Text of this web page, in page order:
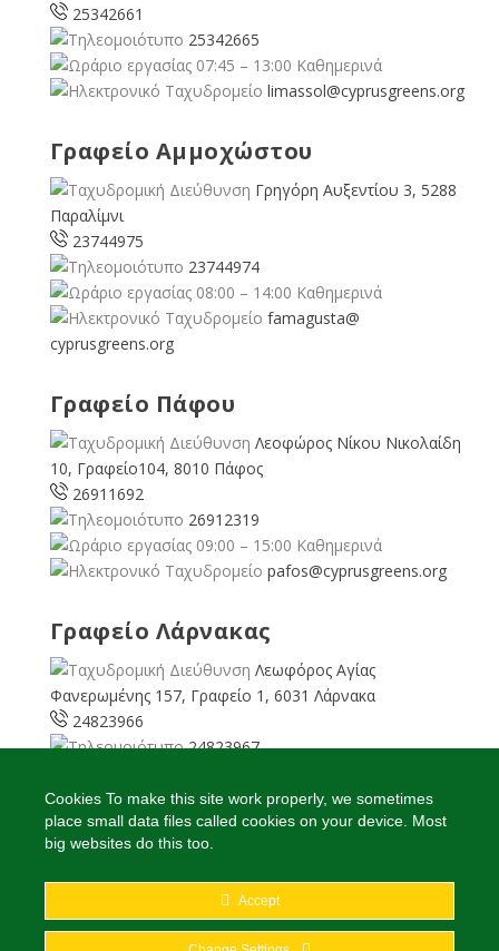
25342661
25342665
07:45 – 13:00 Καθημερινά
limassol@cyprusgreens.org
Γραφείο Αμμοχώστου
Γρηγόρη Αυξεντίου 3, 5288
Παραλίμνι
23744975
23744974
08:00 – 14:00 Καθημερινά
famagusta@
cyprusgreens.org
Γραφείο Πάφου
Λεοφώρος Νίκου Νικολαίδη
10, Γραφείο104, 8010 Πάφος
26911692
26912319
09:00 – 15:00 Καθημερινά
pafos@cyprusgreens.org
Γραφείο Λάρνακας
Λεωφόρος Αγίας
Φανερωμένης 157, Γραφείο 1, 6031 Λάρνακα
24823966
24823967
larnaka@cyprusgreens.
org
2026© Ολα τα δικαιώματα διατηρούνται
Cookies To make this site work properly, we sometimes
place small data files called cookies on your device. Most
big websites do this too.
Accept